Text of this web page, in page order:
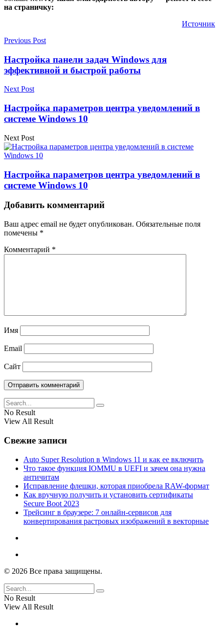
на страничку:
Источник
Previous Post
Настройка панели задач Windows для
эффективной и быстрой работы
Next Post
Настройка параметров центра уведомлений в
системе Windows 10
Next Post
Настройка параметров центра уведомлений в
системе Windows 10
Добавить комментарий
Ваш адрес email не будет опубликован. Обязательные поля
помечены *
Комментарий *
Имя
Email
Сайт
No Result
View All Result
Свежие записи
Auto Super Resolution в Windows 11 и как ее включить
Что такое функция IOMMU в UEFI и зачем она нужна
античитам
Исправление флешки, которая приобрела RAW-формат
Как вручную получить и установить сертификаты
Secure Boot 2023
Трейсинг в браузере: 7 онлайн-сервисов для
конвертирования растровых изображений в векторные
© 2026 Все права защищены.
No Result
View All Result